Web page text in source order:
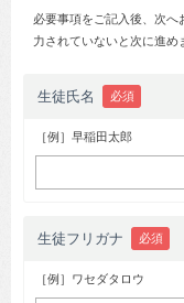
必要事項をご記入後、次へ
力されていないと次に進め
生徒氏名 必須
［例］早稲田太郎
生徒フリガナ 必須
［例］ワセダタロウ